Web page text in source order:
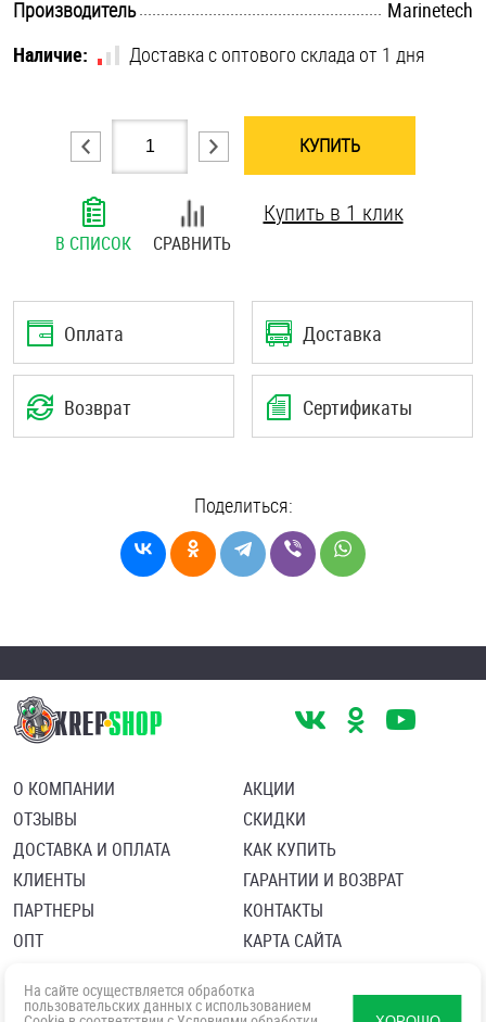
Штифты и пальцы
Производитель
Marinetech
Наличие:
Доставка с оптового склада от 1 дня
КУПИТЬ
В СПИСОК СРАВНИТЬ
Купить в 1 клик
Оплата Доставка
Возврат Сертификаты
Поделиться:
О КОМПАНИИ
ОТЗЫВЫ
ДОСТАВКА И ОПЛАТА
КЛИЕНТЫ
ПАРТНЕРЫ
ОПТ
АКЦИИ
СКИДКИ
КАК КУПИТЬ
ГАРАНТИИ И ВОЗВРАТ
КОНТАКТЫ
КАРТА САЙТА
Политика в отношении обработки персональных данных
Согласие посетителя сайта на обработку персональных данны
На сайте осуществляется обработка
пользовательских данных с использованием